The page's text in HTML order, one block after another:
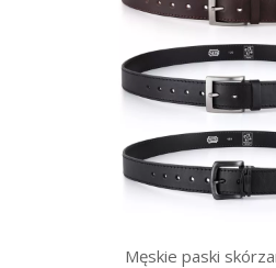
Męskie paski